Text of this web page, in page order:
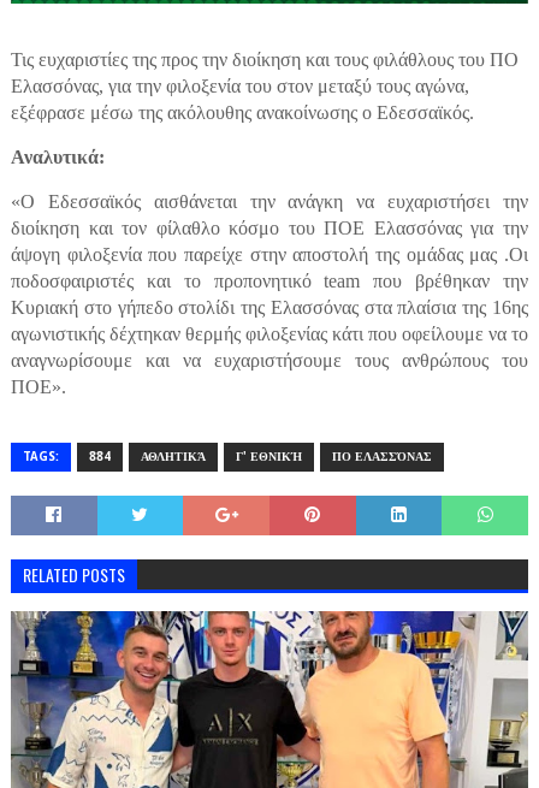
Τις ευχαριστίες της προς την διοίκηση και τους φιλάθλους του ΠΟ
Ελασσόνας, για την φιλοξενία του στον μεταξύ τους αγώνα,
εξέφρασε μέσω της ακόλουθης ανακοίνωσης ο Εδεσσαϊκός.
Αναλυτικά:
«O Εδεσσαϊκός αισθάνεται την ανάγκη να ευχαριστήσει την
διοίκηση και τον φίλαθλο κόσμο του ΠΟΕ Ελασσόνας για την
άψογη φιλοξενία που παρείχε στην αποστολή της ομάδας μας .Οι
ποδοσφαιριστές και το προπονητικό team που βρέθηκαν την
Κυριακή στο γήπεδο στολίδι της Ελασσόνας στα πλαίσια της 16ης
αγωνιστικής δέχτηκαν θερμής φιλοξενίας κάτι που οφείλουμε να το
αναγνωρίσουμε και να ευχαριστήσουμε τους ανθρώπους του
ΠΟΕ».
TAGS: 884 ΑΘΛΗΤΙΚΆ Γ' ΕΘΝΙΚΉ ΠΟ ΕΛΑΣΣΌΝΑΣ
RELATED POSTS